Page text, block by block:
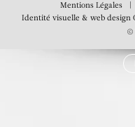
Mentions Légales
Identité visuelle & web design
©